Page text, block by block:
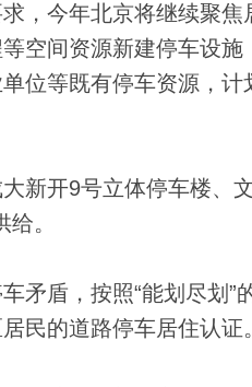
今年北京将继续聚焦
空间资源新建停车设
位等既有停车资源，
开9号立体停车楼、
。
盾，按照“能划尽划”
民的道路停车居住认证。